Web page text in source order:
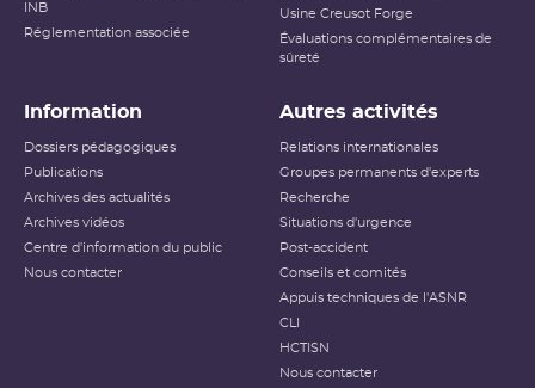
INB
Réglementation associée
Usine Creusot Forge
Évaluations complémentaires de
sûreté
Information
Dossiers pédagogiques
Publications
Archives des actualités
Archives vidéos
Centre d'information du public
Nous contacter
Autres activités
Relations internationales
Groupes permanents d'experts
Recherche
Situations d'urgence
Post-accident
Conseils et comités
Appuis techniques de l'ASNR
CLI
HCTISN
Nous contacter